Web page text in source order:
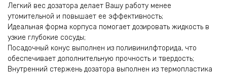
Легкий вес дозатора делает Вашу работу менее
утомительной и повышает ее эффективность;
Идеальная форма корпуса помогает дозировать жидкость в
узкие глубокие сосуды;
Посадочный конус выполнен из поливинилфторида, что
обеспечивает дополнительную прочность и твердость;
Внутренний стержень дозатора выполнен из термопластика